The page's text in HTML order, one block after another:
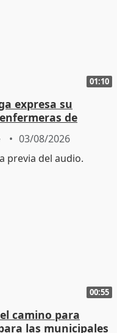
01:10
expresa su
de
03/08/2026
00:55
camino para
las municipales